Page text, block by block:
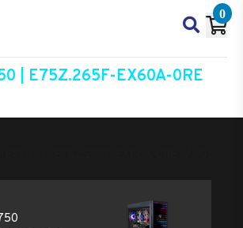
0
| E75Z.265F-EX60A-0RE